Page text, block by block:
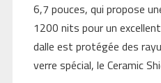
6,7 pouces, qui propose
1200 nits pour un
dalle est protégée des
verre spécial, le Ceramic